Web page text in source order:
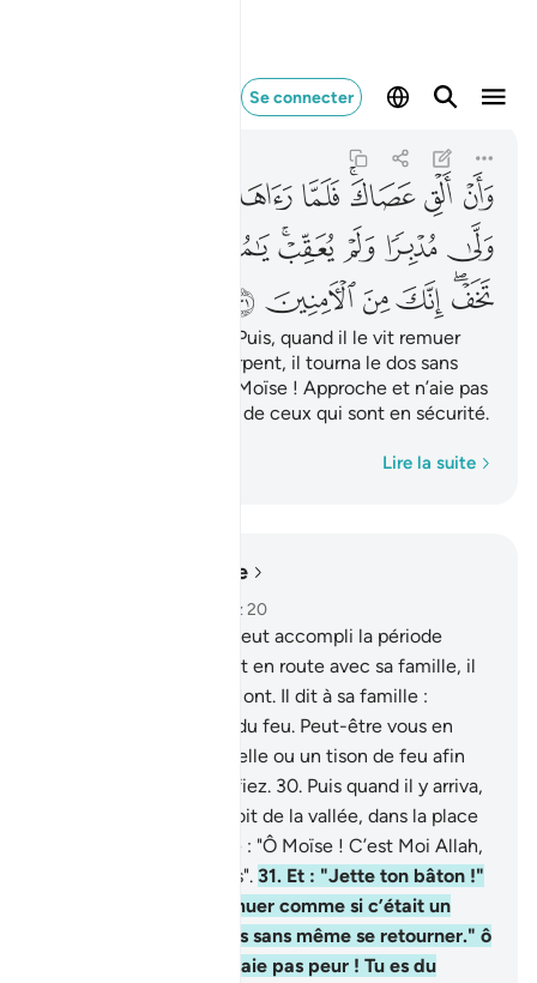
Se connecter
ﱳ ﱴﱵﱶ ﱷﱸ
ﱼﱽﱾﱿﲀﲁ
ﲄﲅﲆﲇﲈ ﲉ
Et : "Jette ton bâton !" Puis, quand il le vit remuer
comme si c’était un serpent, il tourna le dos sans
même se retourner." ô Moïse ! Approche et n’aie pas
peur ! Tu es du nombre de ceux qui sont en sécurité.
Lire la suite
Lire dans le contexte
Chapitre 28, Page 389, Juz 20
Puis, lorsque Moïse eut accompli la période
convenue et qu’il se mit en route avec sa famille, il
vit un feu du côté du Mont. Il dit à sa famille :
"Demeurez ici ! J’ai vu du feu. Peut-être vous en
apporterai-je une nouvelle ou un tison de feu afin
que vous vous réchauffiez. 30. Puis quand il y arriva,
on l’appela, du flanc droit de la vallée, dans la place
bénie, à partir de l’arbre : "Ô Moïse ! C’est Moi Allah,
le Seigneur de l’Univers". 31. Et : "Jette ton bâton !"
Puis, quand il le vit remuer comme si c’était un
serpent, il tourna le dos sans même se retourner." ô
Moïse ! Approche et n’aie pas peur ! Tu es du